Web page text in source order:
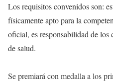
Los requisitos convenidos son:
físicamente apto para la
oficial, es responsabilidad de los
de salud.
Se premiará con medalla a los